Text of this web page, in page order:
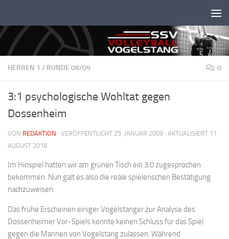
HERREN 1 / RUNDE 08/09 0
3:1 psychologische Wohltat gegen
Dossenheim
VON REDAKTION · VERÖFFENTLICHT 25. JANUAR 2009 · AKTUALISIERT 11.
AUGUST 2018
Im Hinspiel hatten wir am grünen Tisch ein 3:0 zugesprochen
bekommen. Nun galt es also die reale spielerischen Bestätigung
nachzuweisen.
Das frühe Erscheinen einiger Vogelstanger zur Analyse des
Dossenheimer Vor-Spiels konnte keinen Schluss für das Spiel
gegen die Mannen von Vogelstang zulassen. Während